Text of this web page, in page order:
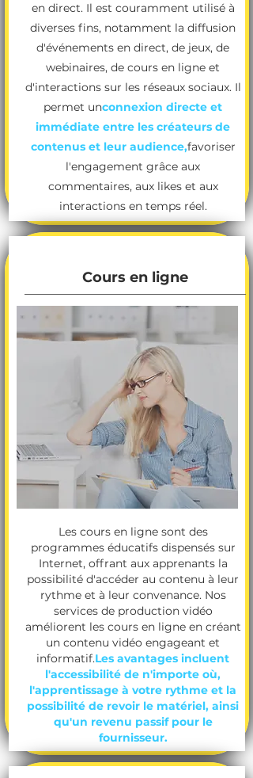
en direct. Il est couramment utilisé à
diverses fins, notamment la diffusion
d'événements en direct, de jeux, de
webinaires, de cours en ligne et
d'interactions sur les réseaux sociaux. Il
permet unconnexion directe et
immédiate entre les créateurs de
contenus et leur audience,favoriser
l'engagement grâce aux
commentaires, aux likes et aux
interactions en temps réel.
Cours en ligne
Les cours en ligne sont des
programmes éducatifs dispensés sur
Internet, offrant aux apprenants la
possibilité d'accéder au contenu à leur
rythme et à leur convenance. Nos
services de production vidéo
améliorent les cours en ligne en créant
un contenu vidéo engageant et
informatif.Les avantages incluent
l'accessibilité de n'importe où,
l'apprentissage à votre rythme et la
possibilité de revoir le matériel, ainsi
qu'un revenu passif pour le
fournisseur.